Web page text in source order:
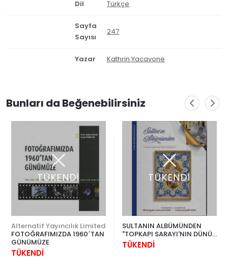
Dil Türkçe
Sayfa
Sayısı
247
Yazar Kathrin Yacavone
Bunları da Beğenebilirsiniz
TÜKENDİ
Alternatif Yayıncılık Limited
FOTOĞRAFIMIZDA 1960´TAN
GÜNÜMÜZE
TÜKENDİ
TÜKENDİ
SULTANIN ALBÜMÜNDEN
"TOPKAPI SARAYI'NIN DÜNÜ
VE BUGÜNÜ"
TÜKENDİ